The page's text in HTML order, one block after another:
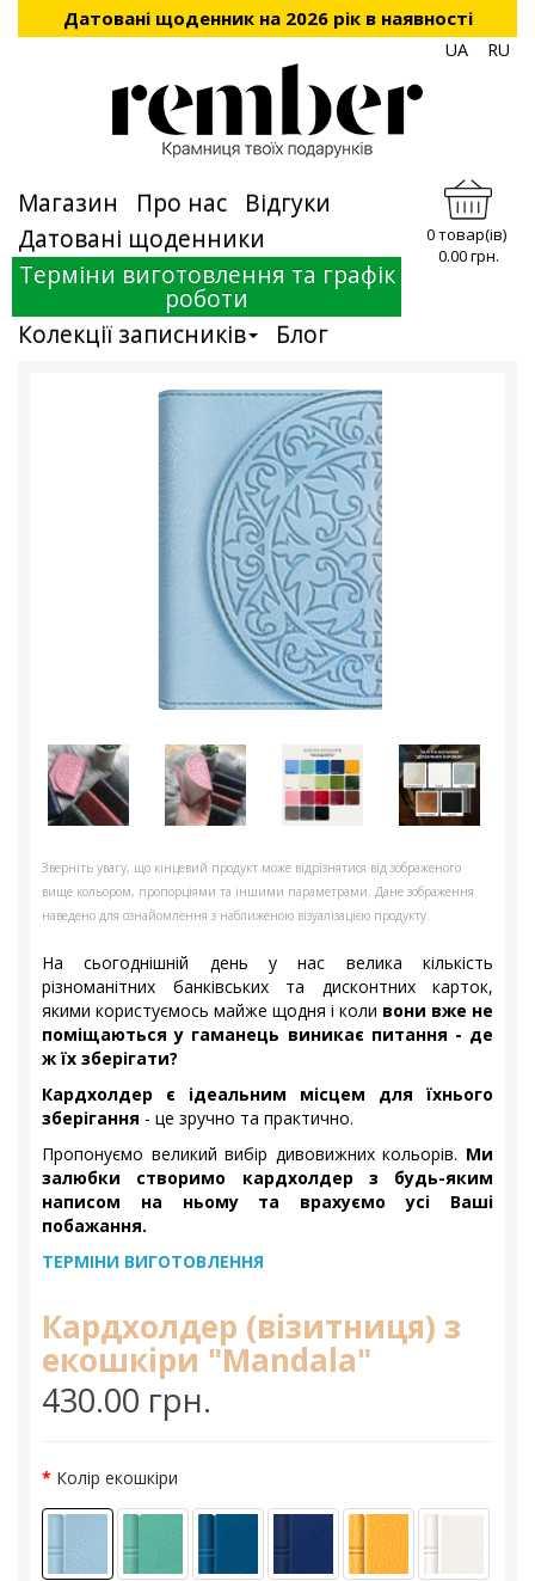
Датовані щоденник на 2026 рік в наявності
UA RU
Магазин Про нас
Відгуки
Датовані щоденники
Терміни виготовлення та графік
роботи
Колекції записників
Блог
0 товар(ів)
0.00 грн.
Зверніть увагу, що кінцевий продукт може відрізнятися від зображеного
вище кольором, пропорціями та іншими параметрами. Дане зображення
наведено для ознайомлення з наближеною візуалізацією продукту.
На сьогоднішній день у нас велика кількість
різноманітних банківських та дисконтних карток,
якими користуємось майже щодня і коли вони вже не
поміщаються у гаманець виникає питання - де
ж їх зберігати?
Кардхолдер є ідеальним місцем для їхнього
зберігання - це зручно та практично.
Пропонуємо великий вибір дивовижних кольорів. Ми
залюбки створимо кардхолдер з будь-яким
написом на ньому та врахуємо усі Ваші
побажання.
ТЕРМІНИ ВИГОТОВЛЕННЯ
Кардхолдер (візитниця) з
екошкіри "Mandala"
430.00 грн.
Колір екошкіри